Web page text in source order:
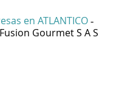
en ATLANTICO -
Fusion Gourmet S A S